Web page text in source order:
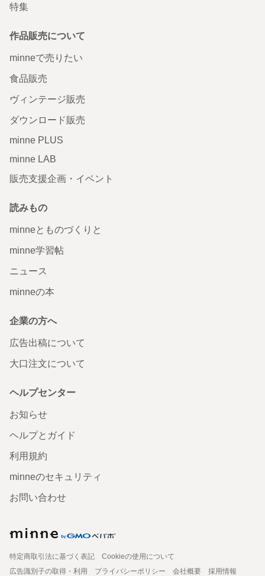
特集
作品販売について
minneで売りたい
食品販売
ヴィンテージ販売
ダウンロード販売
minne PLUS
minne LAB
販売支援企画・イベント
読みもの
minneとものづくりと
minne学習帖
ニュース
minneの本
企業の方へ
広告出稿について
大口注文について
ヘルプセンター
お知らせ
ヘルプとガイド
利用規約
minneのセキュリティ
お問い合わせ
特定商取引法に基づく表記
Cookieの使用について
広告識別子の取得・利用
プライバシーポリシー 会社概要
採用情報